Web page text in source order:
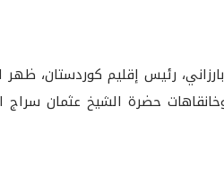
حضرة الشيخ عثمان سراج